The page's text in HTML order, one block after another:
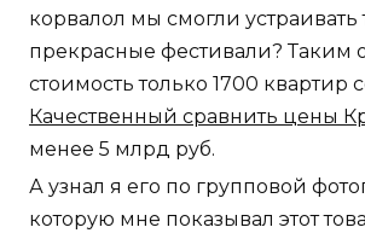
корвалол мы смогли устраивать
прекрасные фестивали? Таким
стоимость только 1700 квартир
Качественный сравнить цены
менее 5 млрд руб.
А узнал я его по групповой
которую мне показывал этот